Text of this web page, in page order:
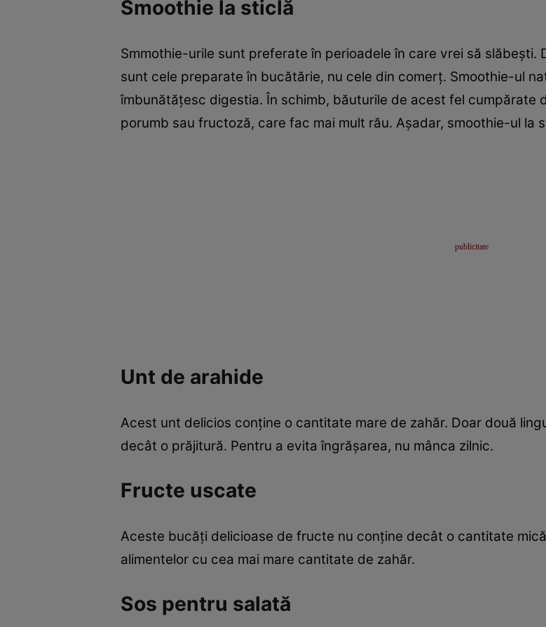
Smoothie la sticlă
Smmothie-urile sunt preferate în perioadele în care vrei să
sunt cele preparate în bucătărie, nu cele din comerţ. Smoothie-ul
îmbunătăţesc digestia. În schimb, băuturile de acest fel cumpărate
porumb sau fructoză, care fac mai mult rău. Aşadar, smoothie-ul la
Unt de arahide
Acest unt delicios conţine o cantitate mare de zahăr. Doar două
decât o prăjitură. Pentru a evita îngrăşarea, nu mânca zilnic.
Fructe uscate
Aceste bucăţi delicioase de fructe nu conţine decât o cantitate
alimentelor cu cea mai mare cantitate de zahăr.
Sos pentru salată